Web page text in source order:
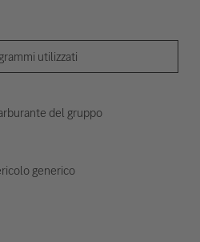
utilizzati
del gruppo
generico